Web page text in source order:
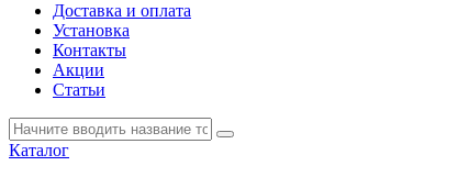
Доставка и оплата
Установка
Контакты
Акции
Статьи
Каталог